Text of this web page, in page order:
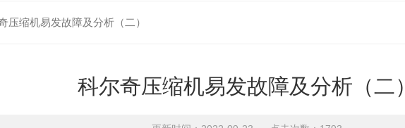
压缩机易发故障及分析（二）
科尔奇压缩机易发故障及分析（二